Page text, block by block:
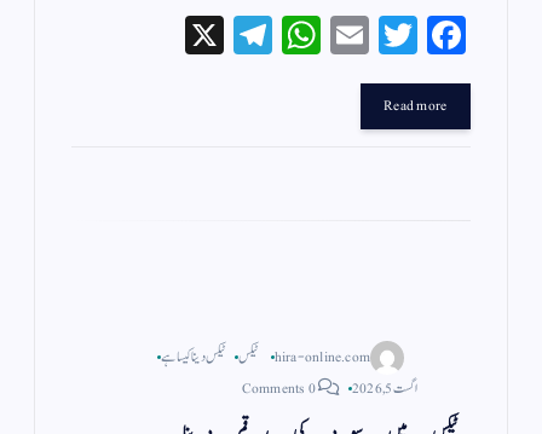
Fa
ce
bo
ok
T
wi
r
E
m
W
ha
Te
le
Read more
hira-online.com ٹیکس ٹیکس دینا کیسا ہے
اگست 5, 2026
0 Comments